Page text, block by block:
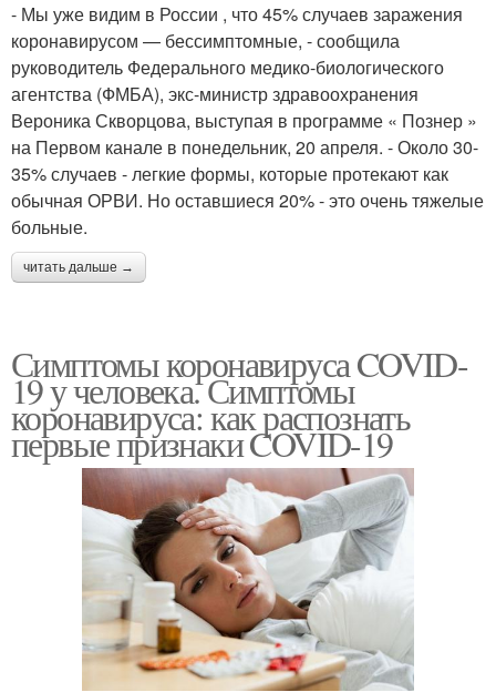
- Мы уже видим в России , что 45% случаев заражения
коронавирусом — бессимптомные, - сообщила
руководитель Федерального медико-биологического
агентства (ФМБА), экс-министр здравоохранения
Вероника Скворцова, выступая в программе « Познер »
на Первом канале в понедельник, 20 апреля. - Около 30-
35% случаев - легкие формы, которые протекают как
обычная ОРВИ. Но оставшиеся 20% - это очень тяжелые
больные.
читать дальше →
Симптомы коронавируса COVID-
19 у человека. Симптомы
коронавируса: как распознать
первые признаки COVID-19